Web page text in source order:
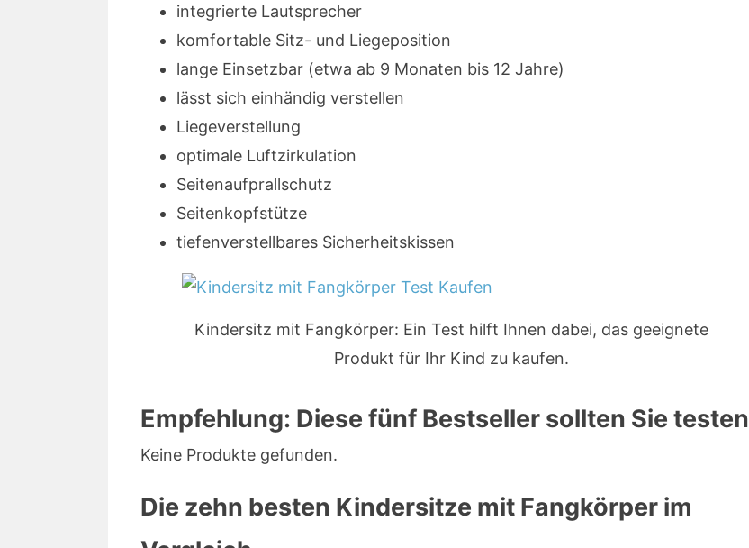
integrierte Lautsprecher
komfortable Sitz- und Liegeposition
lange Einsetzbar (etwa ab 9 Monaten bis 12 Jahre)
lässt sich einhändig verstellen
Liegeverstellung
optimale Luftzirkulation
Seitenaufprallschutz
Seitenkopfstütze
tiefenverstellbares Sicherheitskissen
Kindersitz mit Fangkörper: Ein Test hilft Ihnen dabei, das geeignete
Produkt für Ihr Kind zu kaufen.
Empfehlung: Diese fünf Bestseller sollten Sie testen
Keine Produkte gefunden.
Die zehn besten Kindersitze mit Fangkörper im